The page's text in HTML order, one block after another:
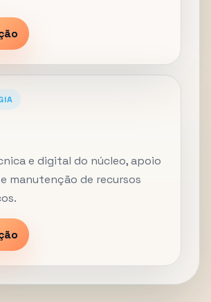
e digital do núcleo, apoio
manutenção de recursos